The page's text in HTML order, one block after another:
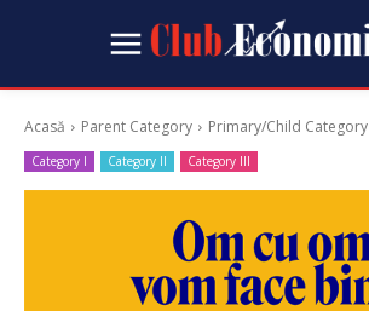
Acasă Parent Category Primary/Child Category
Category I Category II Category III